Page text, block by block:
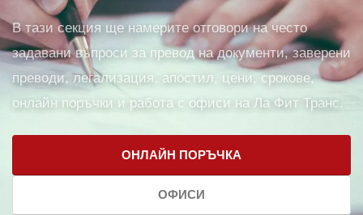
В тази секция ще намерите отговори на често
задавани въпроси за превод на документи, заверени
преводи, легализация, апостил, цени, срокове,
онлайн поръчки и работа с офиси на Ла Фит Транс.
ОНЛАЙН ПОРЪЧКА
ОФИСИ